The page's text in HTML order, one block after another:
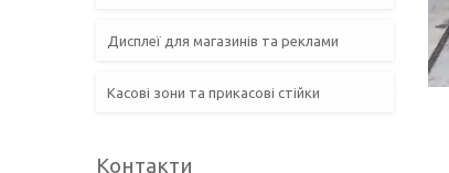
Дисплеї для магазинів та реклами
Касові зони та прикасові стійки
Контакти